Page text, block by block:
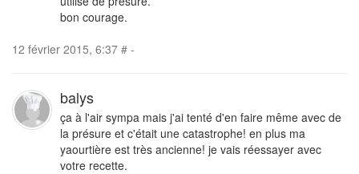
bon courage.
12 février 2015, 6:37 # -
balys
ça à l'air sympa mais j'ai tenté d'en faire même avec de
la présure et c'était une catastrophe! en plus ma
yaourtière est très ancienne! je vais réessayer avec
votre recette.